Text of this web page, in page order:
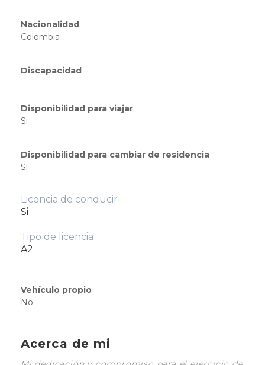
Nacionalidad
Colombia
Discapacidad
Disponibilidad para viajar
Si
Disponibilidad para cambiar de residencia
Si
Licencia de conducir
Si
Tipo de licencia
A2
Vehículo propio
No
Acerca de mi